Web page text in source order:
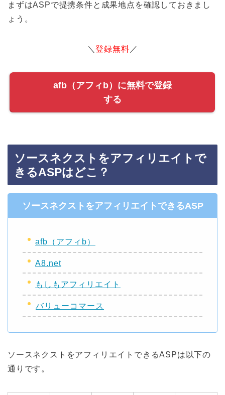
まずはASPで提携条件と成果地点を確認しておきまし
ょう。
＼登録無料 ／
afb（アフィb）に無料で登録
する
ソースネクストをアフィリエイトで
きるASPはどこ？
ソースネクストをアフィリエイトできるASP
afb（アフィb）
A8.net
もしもアフィリエイト
バリューコマース
ソースネクストをアフィリエイトできるASPは以下の
通りです。